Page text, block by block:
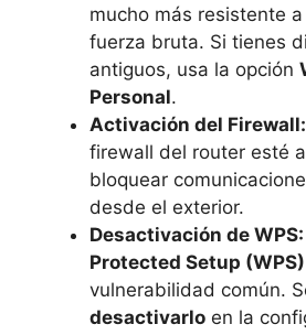
mucho más resistente
fuerza bruta. Si tienes
antiguos, usa la opción
Personal.
Activación del Firewall:
firewall del router esté
bloquear
desde el exterior.
Desactivación de WPS:
Protected Setup (WPS)
vulnerabilidad común.
desactivarlo en la